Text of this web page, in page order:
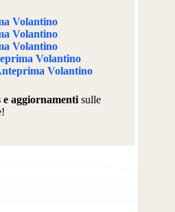
Volantino
Volantino
Volantino
Volantino
Volantino
e aggiornamenti sulle